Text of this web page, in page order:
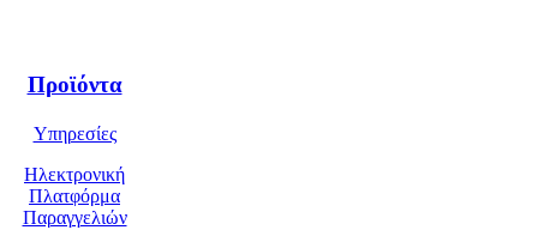
Προϊόντα
Υπηρεσίες
Ηλεκτρονική
Πλατφόρμα
Παραγγελιών